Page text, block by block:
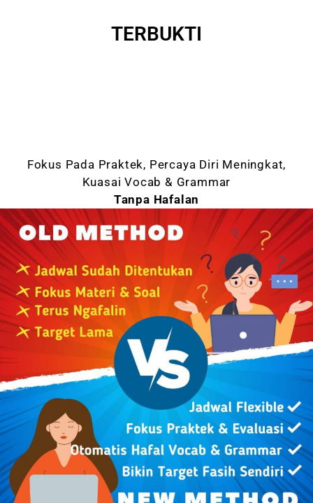
TERBUKTI
Fokus Pada Praktek, Percaya Diri Meningkat,
Kuasai Vocab & Grammar
Tanpa Hafalan